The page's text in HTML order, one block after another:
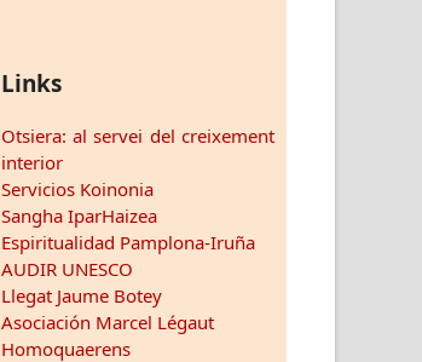
Links
Otsiera: al servei del creixement
interior
Servicios Koinonia
Sangha IparHaizea
Espiritualidad Pamplona-Iruña
AUDIR UNESCO
Llegat Jaume Botey
Asociación Marcel Légaut
Homoquaerens